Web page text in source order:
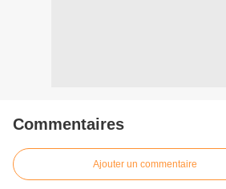
Commentaires
Ajouter un commentaire